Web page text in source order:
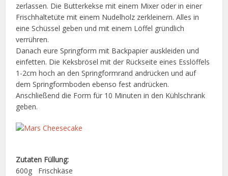
zerlassen. Die Butterkekse mit einem Mixer oder in einer
Frischhaltetüte mit einem Nudelholz zerkleinern. Alles in
eine Schüssel geben und mit einem Löffel gründlich
verrühren.
Danach eure Springform mit Backpapier auskleiden und
einfetten. Die Keksbrösel mit der Rückseite eines Esslöffels
1-2cm hoch an den Springformrand andrücken und auf
dem Springformboden ebenso fest andrücken.
Anschließend die Form für 10 Minuten in den Kühlschrank
geben.
Zutaten Füllung:
600g Frischkäse